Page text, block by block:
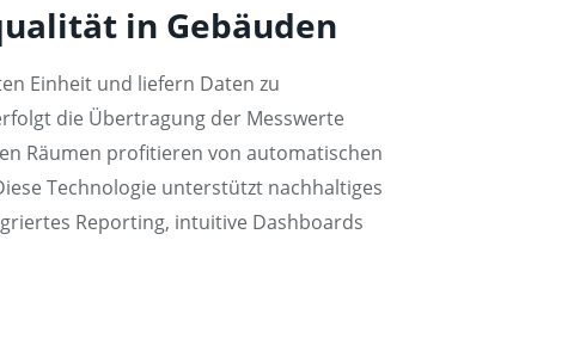
in Gebäuden
Einheit und liefern Daten zu
die Übertragung der Messwerte
Räumen profitieren von automatischen
Technologie unterstützt nachhaltiges
Reporting, intuitive Dashboards